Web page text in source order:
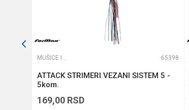
MUŠICE I STRIMERI 65398
ATTACK STRIMERI VEZANI SISTEM 5 -
5kom.
169,00 RSD